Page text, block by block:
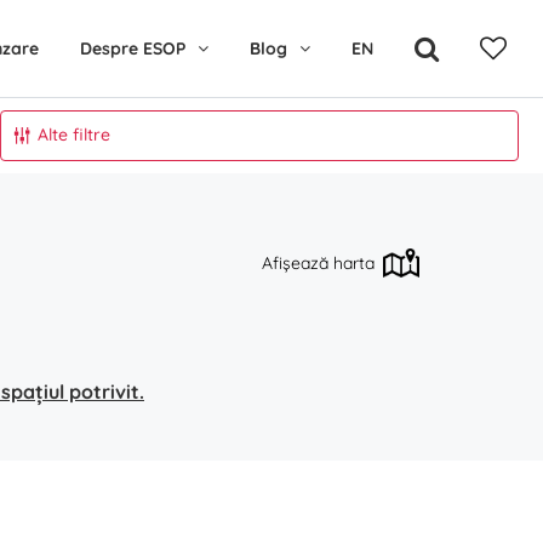
Despre ESOP Blog EN
Alte filtre
Afișează harta
potrivit.